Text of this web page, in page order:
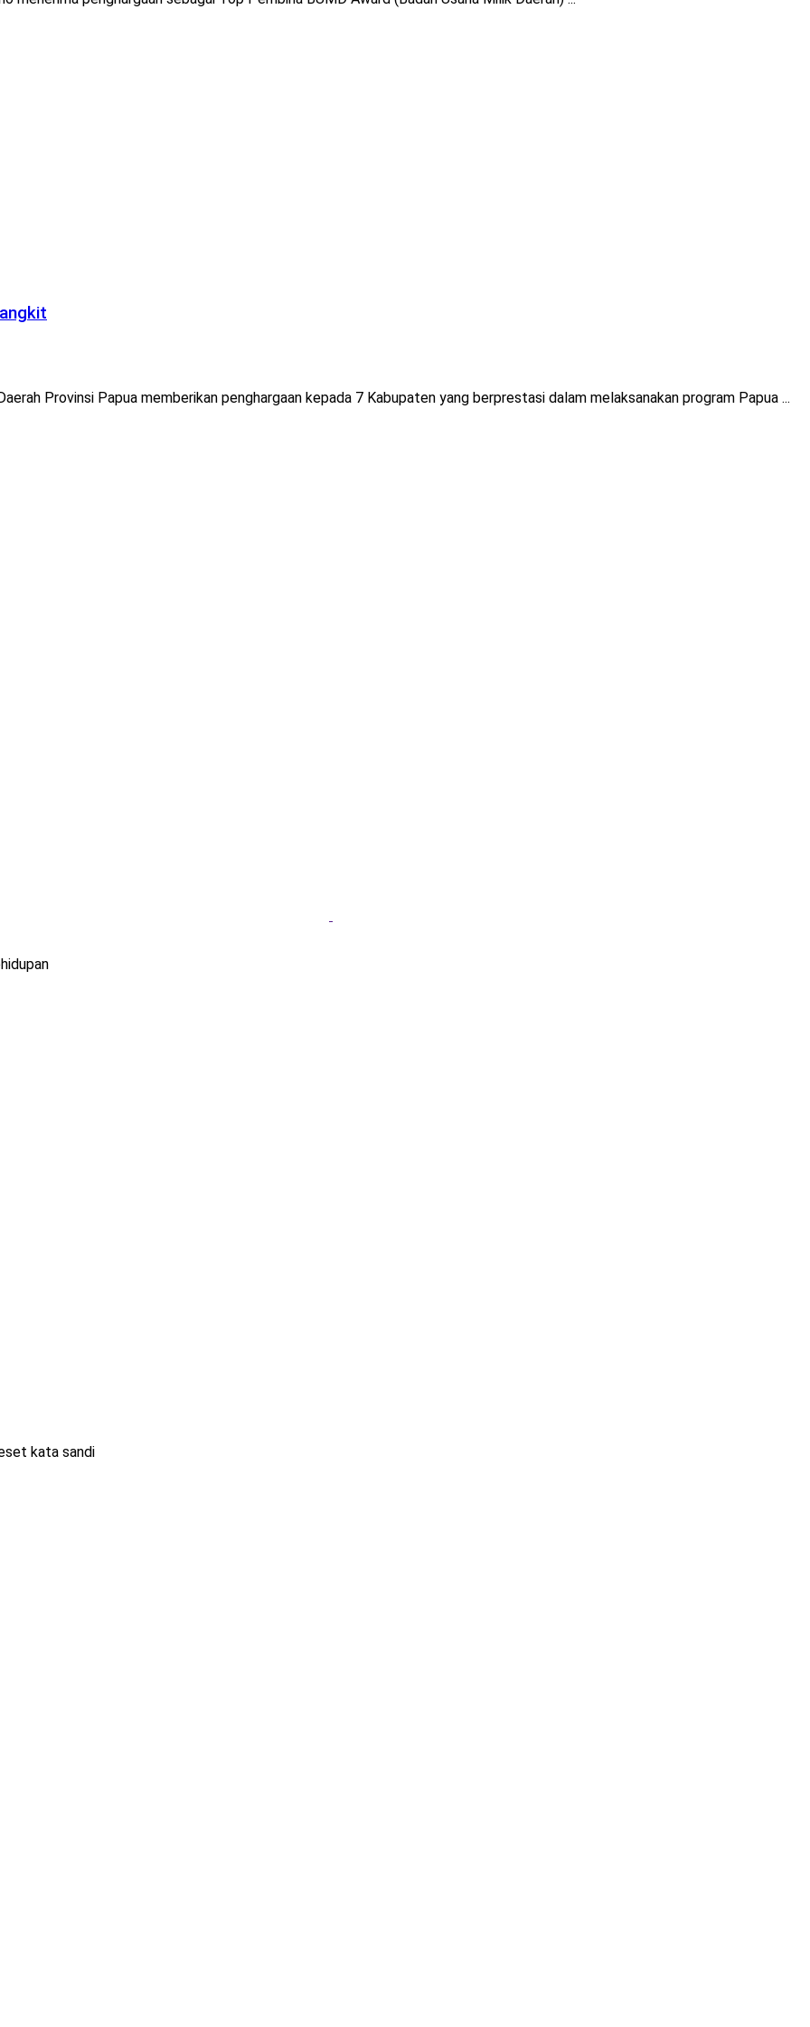
Provinsi Papua memberikan penghargaan kepada 7 Kabupaten yang berprestasi dalam melaksanakan program Papua ...
kata sandi